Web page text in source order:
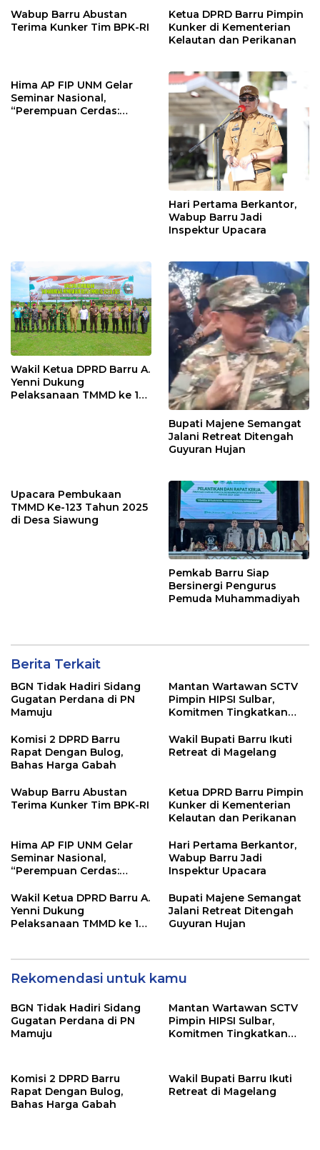
Wabup Barru Abustan
Terima Kunker Tim BPK-RI
Ketua DPRD Barru Pimpin
Kunker di Kementerian
Kelautan dan Perikanan
Hima AP FIP UNM Gelar
Seminar Nasional,
“Perempuan Cerdas:
Hari Pertama Berkantor,
Wabup Barru Jadi
Inspektur Upacara
Wakil Ketua DPRD Barru A.
Yenni Dukung
Pelaksanaan TMMD ke 123
Bupati Majene Semangat
Jalani Retreat Ditengah
Guyuran Hujan
Upacara Pembukaan
TMMD Ke-123 Tahun 2025
di Desa Siawung
Pemkab Barru Siap
Bersinergi Pengurus
Pemuda Muhammadiyah
Berita Terkait
BGN Tidak Hadiri Sidang
Gugatan Perdana di PN
Mamuju
Mantan Wartawan SCTV
Pimpin HIPSI Sulbar,
Komitmen Tingkatkan
Komisi 2 DPRD Barru
Rapat Dengan Bulog,
Bahas Harga Gabah
Wakil Bupati Barru Ikuti
Retreat di Magelang
Wabup Barru Abustan
Terima Kunker Tim BPK-RI
Ketua DPRD Barru Pimpin
Kunker di Kementerian
Kelautan dan Perikanan
Hima AP FIP UNM Gelar
Seminar Nasional,
“Perempuan Cerdas:
Pendidikan Butuh
Perempuan”
Hari Pertama Berkantor,
Wabup Barru Jadi
Inspektur Upacara
Wakil Ketua DPRD Barru A.
Yenni Dukung
Pelaksanaan TMMD ke 123
Bupati Majene Semangat
Jalani Retreat Ditengah
Guyuran Hujan
Rekomendasi untuk kamu
BGN Tidak Hadiri Sidang
Gugatan Perdana di PN
Mamuju
Mantan Wartawan SCTV
Pimpin HIPSI Sulbar,
Komitmen Tingkatkan
Komisi 2 DPRD Barru
Rapat Dengan Bulog,
Bahas Harga Gabah
Wakil Bupati Barru Ikuti
Retreat di Magelang